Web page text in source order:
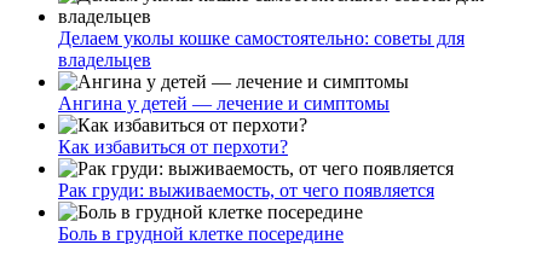
Делаем уколы кошке самостоятельно: советы для
владельцев
Ангина у детей — лечение и симптомы
Как избавиться от перхоти?
Рак груди: выживаемость, от чего появляется
Боль в грудной клетке посередине